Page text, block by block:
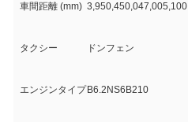
車間距離 (mm) 3,950,450,047,005,100
タクシー ドンフェン
エンジンタイプ B6.2NS6B210